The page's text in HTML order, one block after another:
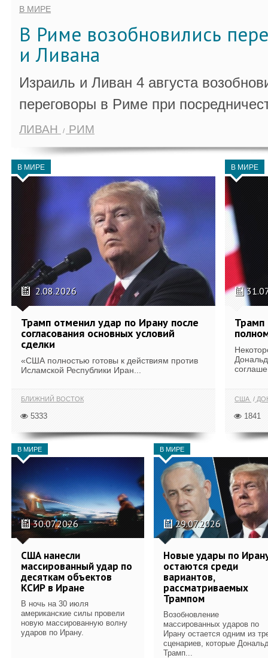
В МИРЕ
В Риме возобновились
и Ливана
Израиль и Ливан 4 августа
переговоры в Риме при
ЛИВАН РИМ
В МИРЕ
2.08.2026
Трамп отменил удар по Ирану после
согласования основных условий
сделки
«США полностью готовы к действиям против
Исламской Республики Иран...
БЛИЖНИЙ ВОСТОК
5333
В МИРЕ
Трамп
США
1841
В МИРЕ
30.07.2026
США нанесли
массированный удар по
десяткам объектов
КСИР в Иране
В ночь на 30 июля
американские силы провели
новую массированную волну
ударов по Ирану.
В МИРЕ
29.07.2026
Новые удары по
остаются среди
вариантов,
рассматриваемых
Трампом
Возобновление
массированных ударов по
Ирану остается одним из
сценариев, которые
Трамп...